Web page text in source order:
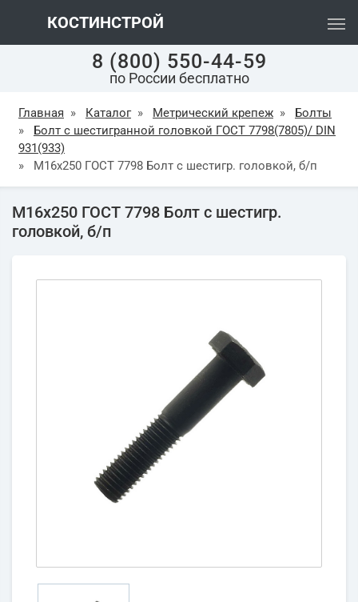
КОСТИНСТРОЙ
8 (800) 550-44-59
по России бесплатно
Главная » Каталог » Метрический крепеж »
Болты
»
Болт с шестигранной головкой ГОСТ 7798(7805)/ DIN
931(933)
»
М16х250 ГОСТ 7798 Болт с шестигр. головкой, б/п
М16х250 ГОСТ 7798 Болт с шестигр.
головкой, б/п